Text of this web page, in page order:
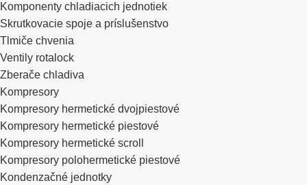
Komponenty chladiacich jednotiek
Skrutkovacie spoje a príslušenstvo
Tlmiče chvenia
Ventily rotalock
Zberače chladiva
Kompresory
Kompresory hermetické dvojpiestové
Kompresory hermetické piestové
Kompresory hermetické scroll
Kompresory polohermetické piestové
Kondenzačné jednotky